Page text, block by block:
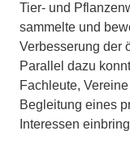
Tier- und
sammelte und
Verbesserung der
Parallel dazu
Fachleute,
Begleitung eines
Interessen